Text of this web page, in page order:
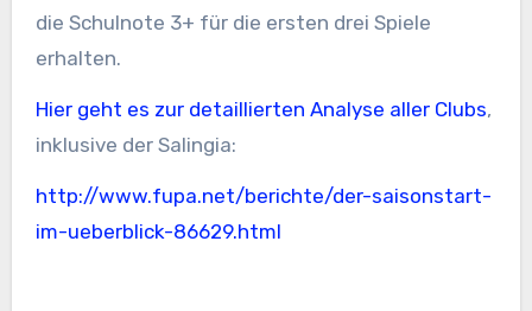
die Schulnote 3+ für die ersten drei Spiele
erhalten.
Hier geht es zur detaillierten Analyse aller Clubs,
inklusive der Salingia:
http://www.fupa.net/berichte/der-saisonstart-
im-ueberblick-86629.html